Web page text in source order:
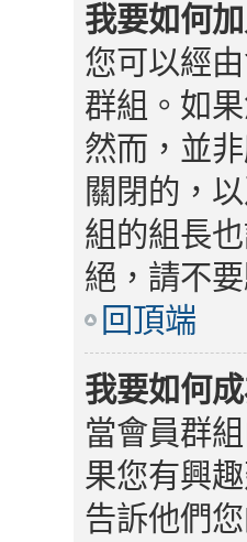
我要如何
您可以經
群組。如
然而，並
關閉的，
組的組長
絕，請不
回頂端
我要如何
當會員群
果您有興
告訴他們